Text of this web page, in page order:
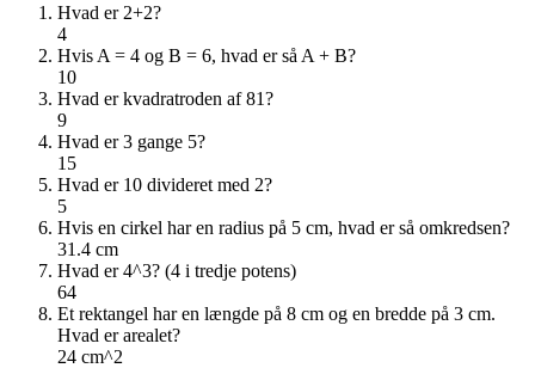
Hvad er 2+2?
4
Hvis A = 4 og B = 6, hvad er så A + B?
10
Hvad er kvadratroden af 81?
9
Hvad er 3 gange 5?
15
Hvad er 10 divideret med 2?
5
Hvis en cirkel har en radius på 5 cm, hvad er så omkredsen?
31.4 cm
Hvad er 4^3? (4 i tredje potens)
64
Et rektangel har en længde på 8 cm og en bredde på 3 cm.
Hvad er arealet?
24 cm^2